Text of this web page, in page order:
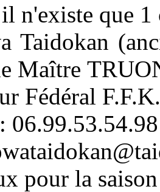
n'existe que
Taidokan
Maître
Fédéral
06.99.53.54.98
pour la